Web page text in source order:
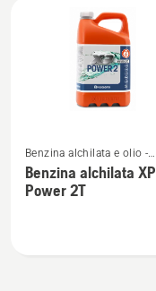
Husqvarna
maggiori
dettagli
su
Benzina alchilata e olio -
motori 2 tempi
Benzina alchilata XP
Power 2T